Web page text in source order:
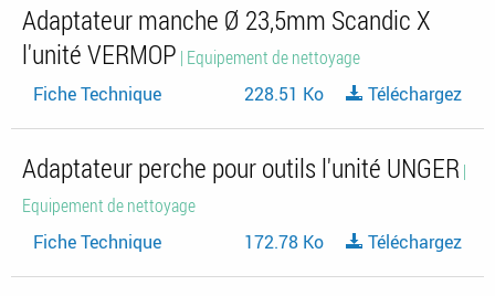
Adaptateur manche Ø 23,5mm Scandic X
l'unité VERMOP | Equipement de nettoyage
Fiche Technique
228.51 Ko Téléchargez
Adaptateur perche pour outils l'unité UNGER |
Equipement de nettoyage
Fiche Technique
172.78 Ko Téléchargez